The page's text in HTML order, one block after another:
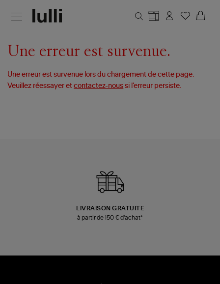
Une erreur est survenue.
Une erreur est survenue lors du chargement de cette page.
Veuillez réessayer etcontactez-nous si l’erreur persiste.
LIVRAISON GRATUITE
à partir de 150 € d'achat*